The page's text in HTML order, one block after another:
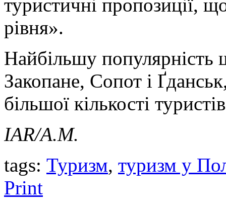
туристичні пропозиції,
рівня».
Найбільшу
Закопане, Сопот і
більшої кількості
IAR/А.М.
tags: Туризм, туризм у
Print